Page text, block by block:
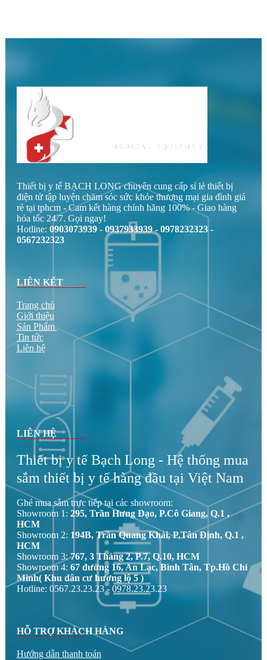
Thiết bị y tế BẠCH LONG chuyên cung cấp sỉ lẻ thiết bị
điện tử tập luyện chăm sóc sức khỏe thương mại gia đình giá
rẻ tại tphcm - Cam kết hàng chính hãng 100% - Giao hàng
hỏa tốc 24/7. Gọi ngay!
Hotline: 0903073939 - 0937933939 - 0978232323 -
0567232323
LIÊN KẾT
Trang chủ
Giới thiệu
Sản Phẩm
Tin tức
Liên hệ
LIÊN HỆ
Thiết bị y tế Bạch Long - Hệ thống mua
sắm thiết bị y tế hàng đầu tại Việt Nam
Ghé mua sắm trực tiếp tại các showroom:
Showroom 1: 295, Trần Hưng Đạo, P.Cô Giang, Q.1 ,
HCM
Showroom 2: 194B, Trần Quang Khải, P.Tân Định, Q.1 ,
HCM
Showroom 3:767, 3 Tháng 2, P.7, Q.10, HCM
Showroom 4: 67 đường 16, An Lạc, Bình Tân, Tp.Hồ Chí
Minh( Khu dân cư hương lộ 5 )
Hotline: 0567.23.23.23 - 0978.23.23.23
HỖ TRỢ KHÁCH HÀNG
Hướng dẫn thanh toán